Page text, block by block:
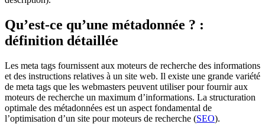
Qu’est-ce qu’une métadonnée ? :
définition détaillée
Les meta tags fournissent aux moteurs de recherche des informations
et des instructions relatives à un site web. Il existe une grande variété
de meta tags que les webmasters peuvent utiliser pour fournir aux
moteurs de recherche un maximum d’informations. La structuration
optimale des métadonnées est un aspect fondamental de
l’optimisation d’un site pour moteurs de recherche (SEO).